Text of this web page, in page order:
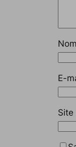
E-
Site